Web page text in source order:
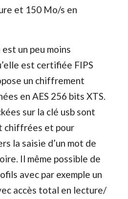
et 150 Mo/s en
un peu moins
est certifiée FIPS
un chiffrement
en AES 256 bits XTS.
sur la clé usb sont
chiffrées et pour
la saisie d’un mot de
Il même possible de
avec par exemple un
accès total en lecture/